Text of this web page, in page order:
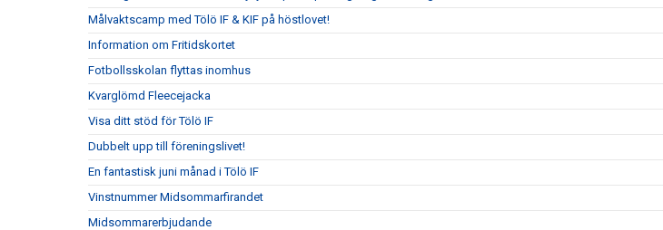
Målvaktscamp med Tölö IF & KIF på höstlovet!
Information om Fritidskortet
Fotbollsskolan flyttas inomhus
Kvarglömd Fleecejacka
Visa ditt stöd för Tölö IF
Dubbelt upp till föreningslivet!
En fantastisk juni månad i Tölö IF
Vinstnummer Midsommarfirandet
Midsommarerbjudande